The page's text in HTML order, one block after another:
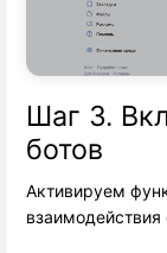
Шаг 3.
ботов
Активируем
взаимодействия